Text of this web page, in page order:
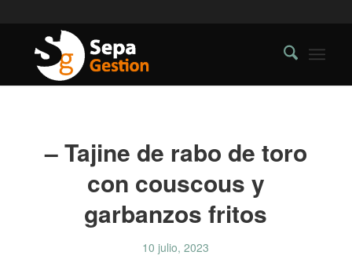
– Tajine de rabo de toro
con couscous y
garbanzos fritos
10 julio, 2023